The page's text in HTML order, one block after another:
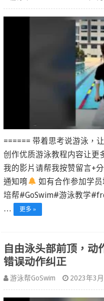
====== 带着思考说游泳，
创作优质游泳教程内容让更
我的影片请帮我按赞留言+
通知唷
如有合作参加学
培帮#GoSwim#游泳教学
…
更多 »
自由泳头部前顶，动
错误动作纠正
游泳帮GoSwim 2023年3